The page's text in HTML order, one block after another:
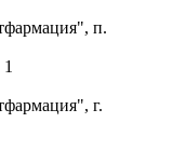
п.
1
г.